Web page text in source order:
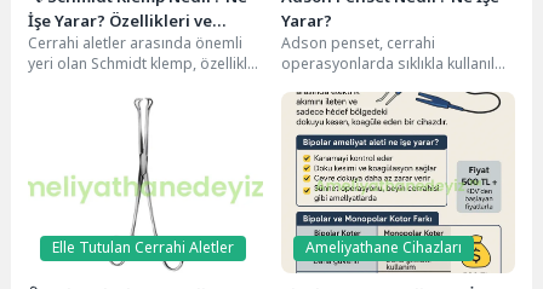
İşe Yarar? Özellikleri ve
Kullanım Alanları
Cerrahi aletler arasında önemli
yeri olan Schmidt klemp, özellikle
müdahaleler için kullanılan...
Yarar?
Adson penset, cerrahi
operasyonlarda sıklıkla kullanılan,
dokuların tutulması ve manipüle...
Elle Tutulan Cerrahi Aletler Ameliyathane Cihazları